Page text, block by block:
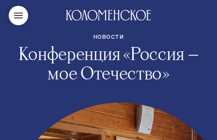
НОВОСТИ
Конференция «Россия —
мое Отечество»